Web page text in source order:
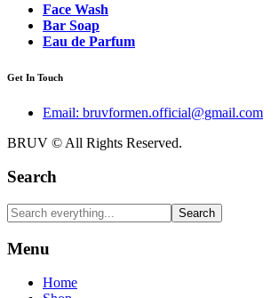
Face Wash
Bar Soap
Eau de Parfum
Get In Touch
Email: bruvformen.official@gmail.com
BRUV © All Rights Reserved.
Search
Search
Menu
Home